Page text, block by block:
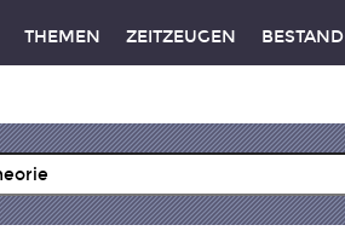
THEMEN ZEITZEUGEN BESTAND